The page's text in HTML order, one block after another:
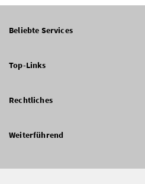
Beliebte Services
Top-Links
Rechtliches
Weiterführend